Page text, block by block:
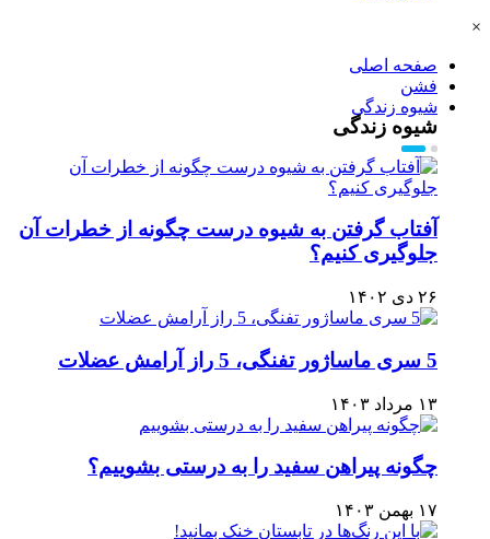
×
صفحه اصلی
فشن
شیوه زندگی
شیوه زندگی
آفتاب گرفتن به شیوه درست چگونه از خطرات آن
جلوگیری کنیم؟
۲۶ دی ۱۴۰۲
5 سری ماساژور تفنگی، 5 راز آرامش عضلات
۱۳ مرداد ۱۴۰۳
چگونه پیراهن سفید را به درستی بشوییم؟
۱۷ بهمن ۱۴۰۳